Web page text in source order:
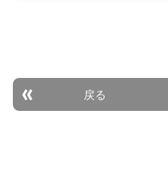
船にてシュノーケル。 インターネ
ットに掲載されていない当店独自
戻る